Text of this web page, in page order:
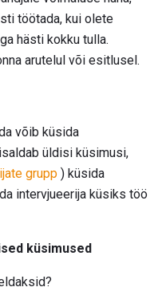
töötada, kui olete
hästi kokku tulla.
arutelul või esitlusel.
võib küsida
üldisi küsimusi,
grupp ) küsida
intervjueerija küsiks töö
küsimused